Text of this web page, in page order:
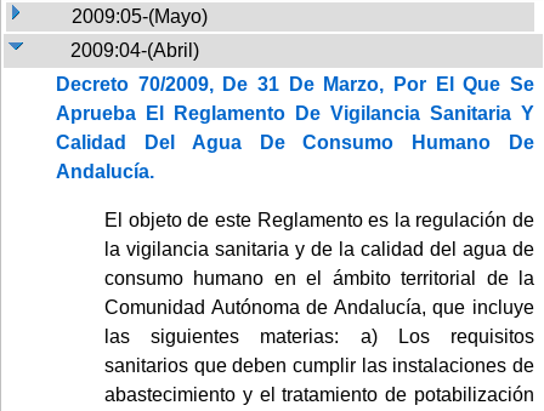
2009:05-(Mayo)
2009:04-(Abril)
Decreto 70/2009, De 31 De Marzo, Por El Que Se
Aprueba El Reglamento De Vigilancia Sanitaria Y
Calidad Del Agua De Consumo Humano De
Andalucía.
El objeto de este Reglamento es la regulación de
la vigilancia sanitaria y de la calidad del agua de
consumo humano en el ámbito territorial de la
Comunidad Autónoma de Andalucía, que incluye
las siguientes materias: a) Los requisitos
sanitarios que deben cumplir las instalaciones de
abastecimiento y el tratamiento de potabilización